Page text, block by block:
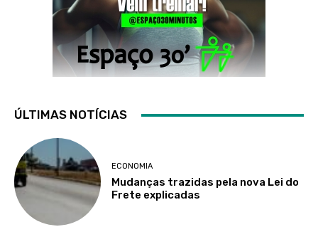
ÚLTIMAS NOTÍCIAS
ECONOMIA
Mudanças trazidas pela nova Lei do
Frete explicadas